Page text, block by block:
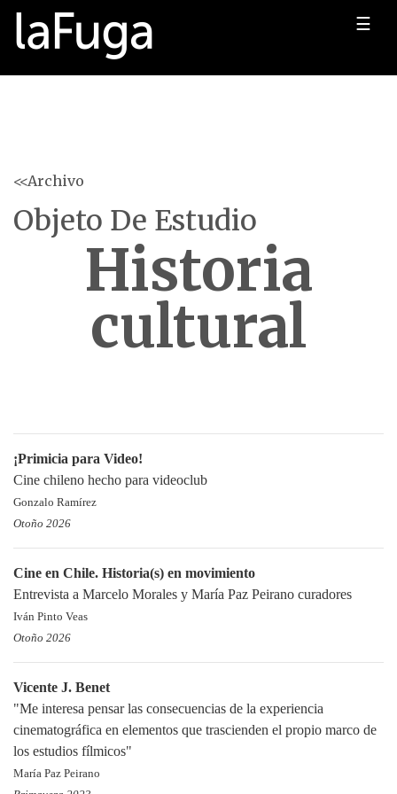
☰
<<Archivo
Objeto De Estudio
Historia
cultural
¡Primicia para Video!
Cine chileno hecho para videoclub
Gonzalo Ramírez
Otoño 2026
Cine en Chile. Historia(s) en movimiento
Entrevista a Marcelo Morales y María Paz Peirano curadores
Iván Pinto Veas
Otoño 2026
Vicente J. Benet
"Me interesa pensar las consecuencias de la experiencia
cinematográfica en elementos que trascienden el propio marco de
los estudios fílmicos"
María Paz Peirano